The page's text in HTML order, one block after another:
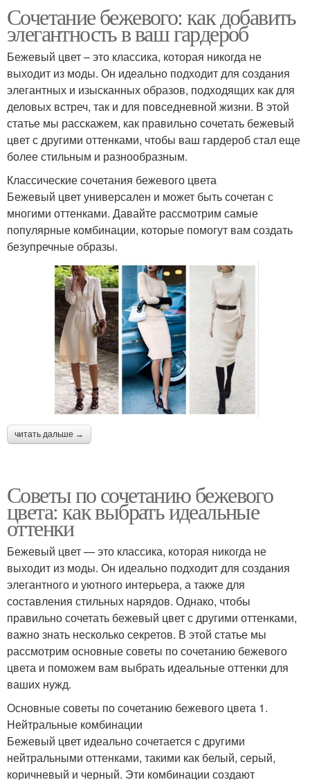
Сочетание бежевого: как добавить
элегантность в ваш гардероб
Бежевый цвет – это классика, которая никогда не
выходит из моды. Он идеально подходит для создания
элегантных и изысканных образов, подходящих как для
деловых встреч, так и для повседневной жизни. В этой
статье мы расскажем, как правильно сочетать бежевый
цвет с другими оттенками, чтобы ваш гардероб стал еще
более стильным и разнообразным.
Классические сочетания бежевого цвета
Бежевый цвет универсален и может быть сочетан с
многими оттенками. Давайте рассмотрим самые
популярные комбинации, которые помогут вам создать
безупречные образы.
читать дальше →
Советы по сочетанию бежевого
цвета: как выбрать идеальные
оттенки
Бежевый цвет — это классика, которая никогда не
выходит из моды. Он идеально подходит для создания
элегантного и уютного интерьера, а также для
составления стильных нарядов. Однако, чтобы
правильно сочетать бежевый цвет с другими оттенками,
важно знать несколько секретов. В этой статье мы
рассмотрим основные советы по сочетанию бежевого
цвета и поможем вам выбрать идеальные оттенки для
ваших нужд.
Основные советы по сочетанию бежевого цвета 1.
Нейтральные комбинации
Бежевый цвет идеально сочетается с другими
нейтральными оттенками, такими как белый, серый,
коричневый и черный. Эти комбинации создают